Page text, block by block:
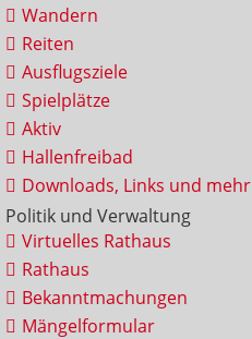
Wandern
Reiten
Ausflugsziele
Spielplätze
Aktiv
Hallenfreibad
Downloads, Links und mehr
Politik und Verwaltung
Virtuelles Rathaus
Rathaus
Bekanntmachungen
Mängelformular